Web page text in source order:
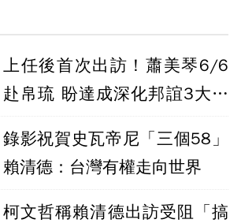
上任後首次出訪！蕭美琴6/6
赴帛琉 盼達成深化邦誼3大目
錄影祝賀史瓦帝尼「三個58」
賴清德：台灣有權走向世界
柯文哲稱賴清德出訪受阻「搞